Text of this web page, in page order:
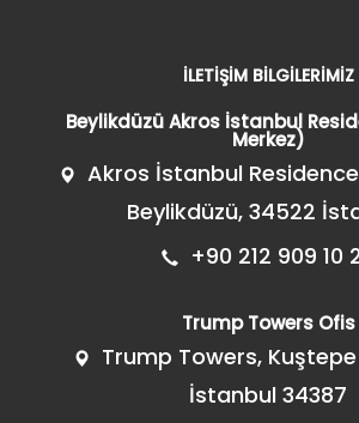
İLETİŞİM BİLGİLERİMİZ
Beylikdüzü Akros İstanbul
Merkez)
Akros İstanbul Residence
Beylikdüzü, 34522
+90 212 909 10
Trump Towers Ofis
Trump Towers, Kuştepe
İstanbul 34387